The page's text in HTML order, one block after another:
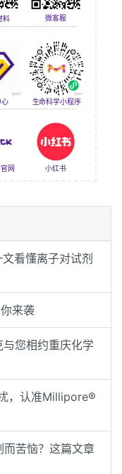
料 微客服
心 生命科学小程序
网 小红书
看懂离子对试剂
来袭
您相约重庆化学
，认准Millipore®
苦恼？这篇文章